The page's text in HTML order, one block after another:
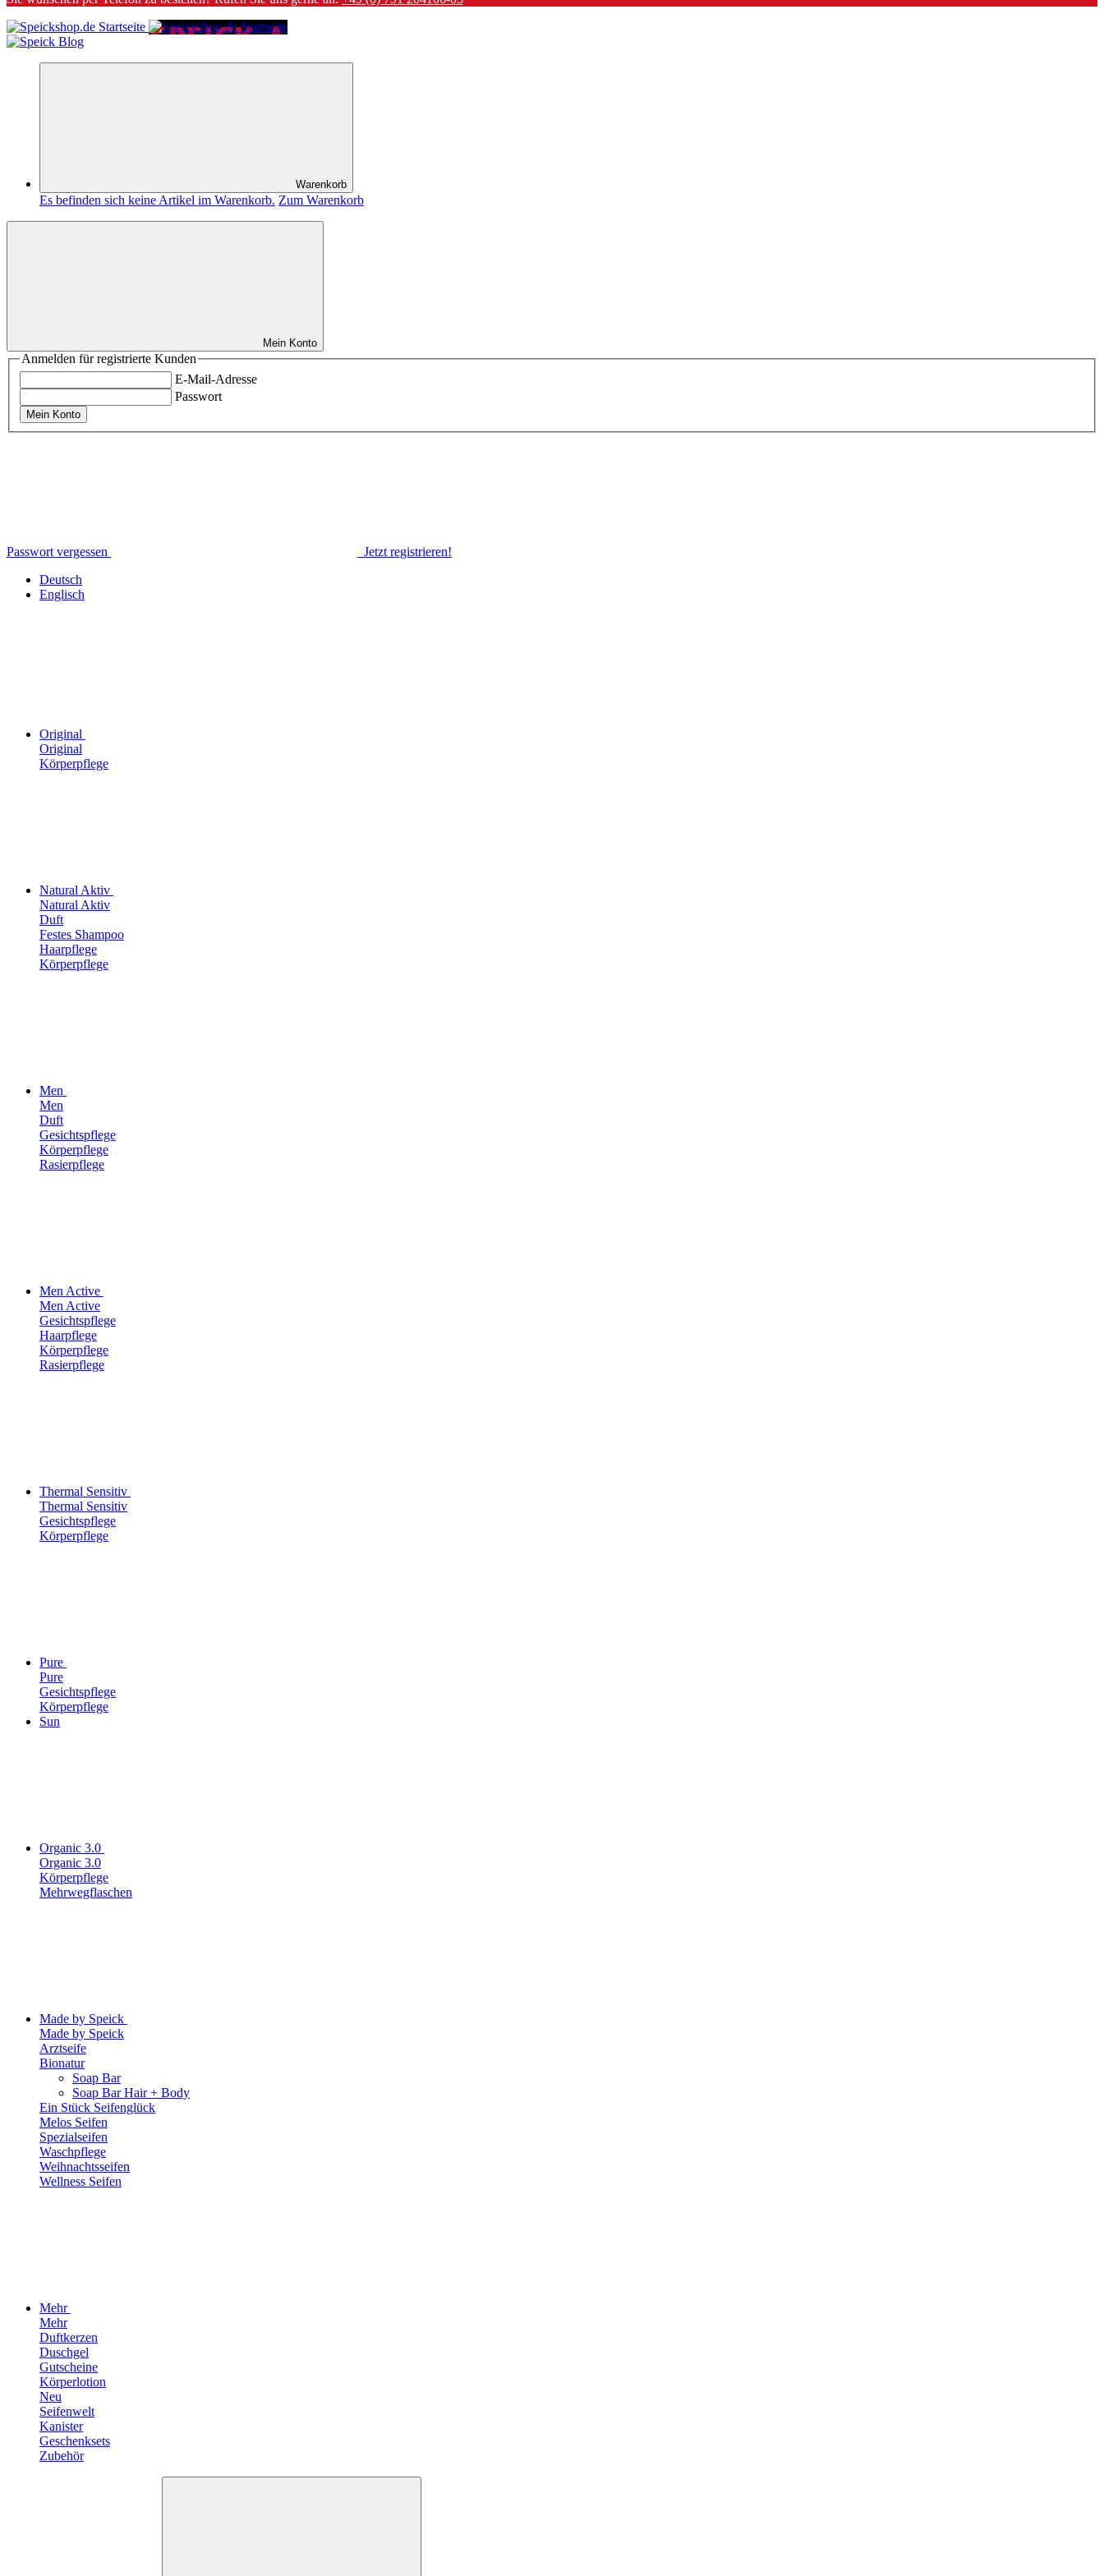
Warenkorb
Es befinden sich keine Artikel im Warenkorb. Zum Warenkorb
Mein Konto
Anmelden für registrierte Kunden
E-Mail-Adresse
Passwort
Mein Konto
Passwort vergessen
Jetzt registrieren!
Deutsch
Englisch
Original
Original
Körperpflege
Natural Aktiv
Natural Aktiv
Duft
Festes Shampoo
Haarpflege
Körperpflege
Men
Men
Duft
Gesichtspflege
Körperpflege
Rasierpflege
Men Active
Men Active
Gesichtspflege
Haarpflege
Körperpflege
Rasierpflege
Thermal Sensitiv
Thermal Sensitiv
Gesichtspflege
Körperpflege
Pure
Pure
Gesichtspflege
Körperpflege
Sun
Organic 3.0
Organic 3.0
Körperpflege
Mehrwegflaschen
Made by Speick
Made by Speick
Arztseife
Bionatur
Soap Bar
Soap Bar Hair + Body
Ein Stück Seifenglück
Melos Seifen
Spezialseifen
Waschpflege
Weihnachtsseifen
Wellness Seifen
Mehr
Mehr
Duftkerzen
Duschgel
Gutscheine
Körperlotion
Neu
Seifenwelt
Kanister
Geschenksets
Zubehör